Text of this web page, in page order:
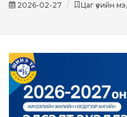
2026-02-27 Цаг үеийн